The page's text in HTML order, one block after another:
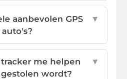
aanbevolen GPS
▼
tracker me helpen
wordt?
▼